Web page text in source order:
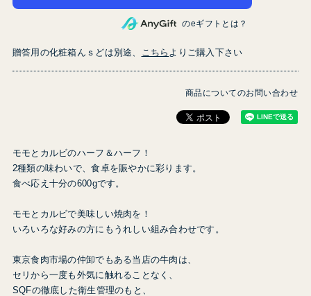
のeギフトとは？
贈答用の化粧箱んｓどは別途、 こちら よりご購入下さい
商品についてのお問い合わせ
モモとカルビのハーフ＆ハーフ！
2種類の味わいで、食卓を賑やかに彩ります。
食べ応え十分の600gです。
モモとカルビで美味しい焼肉を！
いろいろな好みの方にもうれしい組み合わせです。
東京食肉市場の仲卸でもある当店の牛肉は、
セリから一度も外気に触れることなく、
SQFの徹底した衛生管理のもと、